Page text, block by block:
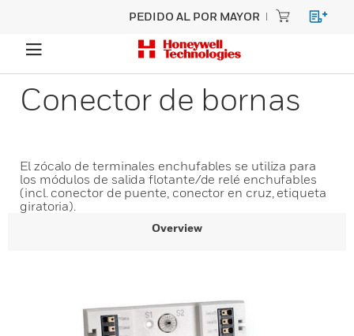
PEDIDO AL POR MAYOR
Conector de bornas
El zócalo de terminales enchufables se utiliza para
los módulos de salida flotante/de relé enchufables
(incl. conector de puente, conector en cruz, etiqueta
giratoria).
Overview